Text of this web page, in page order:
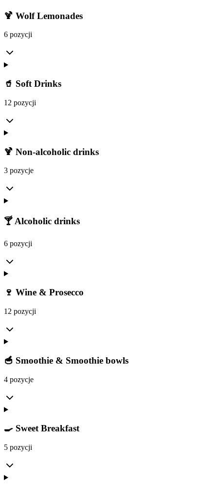
🍹 Wolf Lemonades
6 pozycji
🥤 Soft Drinks
12 pozycji
🍹 Non-alcoholic drinks
3 pozycje
🍸 Alcoholic drinks
6 pozycji
🍷 Wine & Prosecco
12 pozycji
🥣 Smoothie & Smoothie bowls
4 pozycje
🍳 Sweet Breakfast
5 pozycji